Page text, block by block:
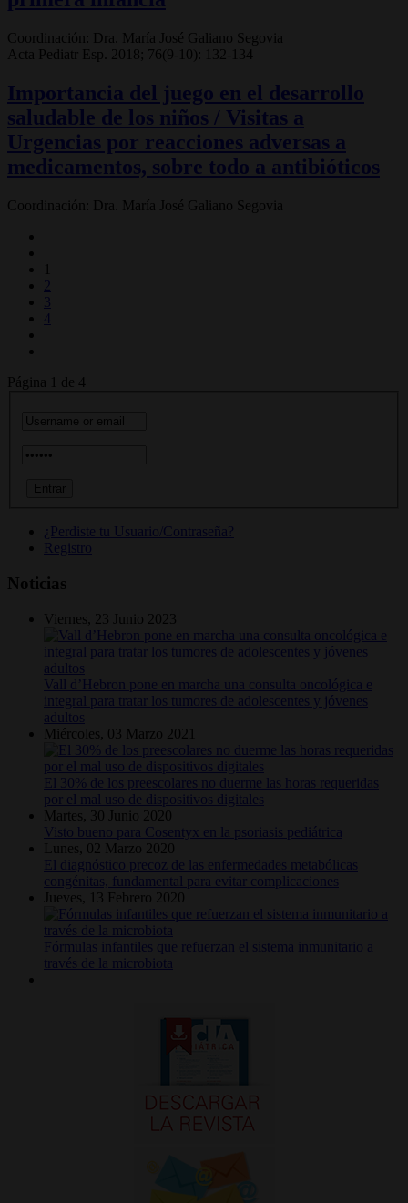
Coordinación: Dra. María José Galiano Segovia
Acta Pediatr Esp. 2018; 76(9-10): 132-134
Importancia del juego en el desarrollo
saludable de los niños / Visitas a
Urgencias por reacciones adversas a
medicamentos, sobre todo a antibióticos
Coordinación: Dra. María José Galiano Segovia
1
2
3
4
Página 1 de 4
¿Perdiste tu Usuario/Contraseña?
Registro
Noticias
Viernes, 23 Junio 2023
Vall d’Hebron pone en marcha una consulta oncológica e
integral para tratar los tumores de adolescentes y jóvenes
adultos
Miércoles, 03 Marzo 2021
El 30% de los preescolares no duerme las horas requeridas
por el mal uso de dispositivos digitales
Martes, 30 Junio 2020
Visto bueno para Cosentyx en la psoriasis pediátrica
Lunes, 02 Marzo 2020
El diagnóstico precoz de las enfermedades metabólicas
congénitas, fundamental para evitar complicaciones
Jueves, 13 Febrero 2020
Fórmulas infantiles que refuerzan el sistema inmunitario a
través de la microbiota